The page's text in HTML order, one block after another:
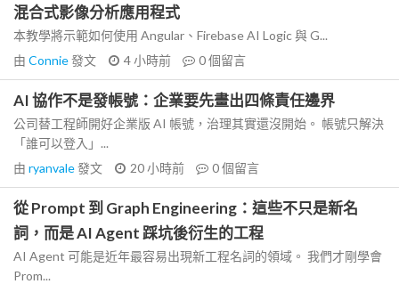
混合式影像分析應用程式
本教學將示範如何使用 Angular、Firebase AI Logic 與 G...
由 Connie發文 4 小時前 0個留言
AI 協作不是發帳號：企業要先畫出四條責任邊界
公司替工程師開好企業版 AI 帳號，治理其實還沒開始。 帳號只解決
「誰可以登入」...
由 ryanvale發文 20 小時前 0個留言
從 Prompt 到 Graph Engineering：這些不只是新名
詞，而是 AI Agent 踩坑後衍生的工程
AI Agent 可能是近年最容易出現新工程名詞的領域。 我們才剛學會
Prom...